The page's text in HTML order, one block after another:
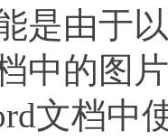
是由于
中的图
文档中